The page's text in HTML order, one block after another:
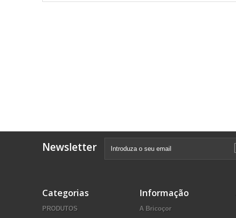
Newsletter
Categorias
PRODUTOS
Informação
A Bricoçor